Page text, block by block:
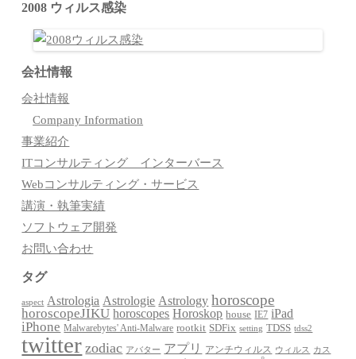
2008 ウィルス感染
会社情報
会社情報
Company Information
事業紹介
ITコンサルティング インターバース
Webコンサルティング・サービス
講演・執筆実績
ソフトウェア開発
お問い合わせ
タグ
aspect Astrologia Astrologie Astrology horoscope
horoscopeJIKU horoscopes Horoskop house IE7 iPad
iPhone Malwarebytes' Anti-Malware rootkit SDFix setting TDSS tdss2
twitter zodiac アバター アプリ アンチウィルス ウィルス カス